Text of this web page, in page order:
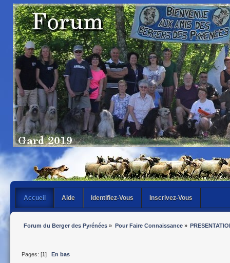
Accueil Aide Identifiez-Vous Inscrivez-Vous
Forum du Berger des Pyrénées » Pour Faire Connaissance»
Pages: [1] En bas